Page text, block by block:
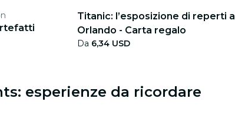
Titanic: l’esposizione di reperti a
Orlando - Carta regalo
Da 6,34 USD
esperienze da ricordare